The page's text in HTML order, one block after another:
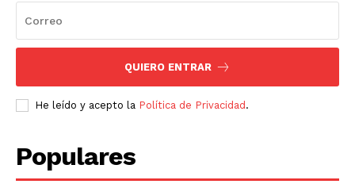
QUIERO ENTRAR
He leído y acepto la Política de Privacidad.
Populares